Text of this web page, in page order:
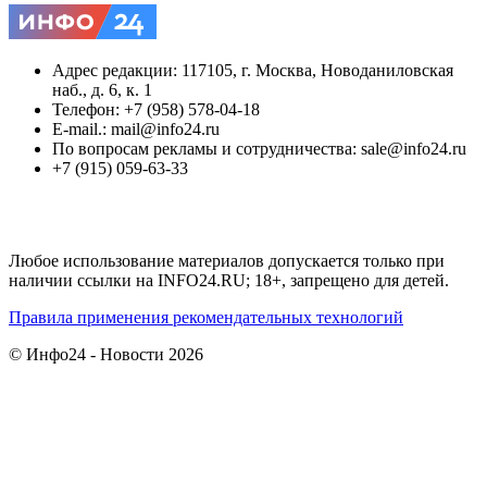
Адрес редакции: 117105, г. Москва, Новоданиловская
наб., д. 6, к. 1
Телефон: +7 (958) 578-04-18
E-mail.: mail@info24.ru
По вопросам рекламы и сотрудничества: sale@info24.ru
+7 (915) 059-63-33
Любое использование материалов допускается только при
наличии ссылки на INFO24.RU; 18+, запрещено для детей.
Правила применения рекомендательных технологий
© Инфо24 - Новости 2026